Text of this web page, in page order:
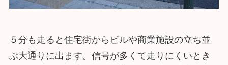
５分も走ると住宅街からビルや商業施設の立ち並
ぶ大通りに出ます。信号が多くて走りにくいとき